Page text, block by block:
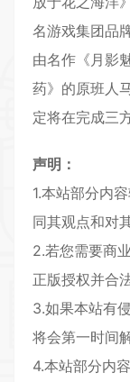
名游戏集团品
由名作《月影
药》的原班人
定将在完成三
声明：
1.本站部分内
同其观点和对
2.若您需要商
正版授权并合
3.如果本站有
将会第一时间
4.本站部分内